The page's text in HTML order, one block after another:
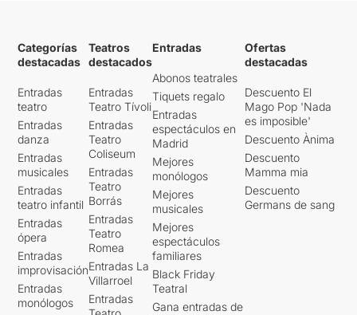
Categorías
destacadas
Entradas
teatro
Entradas
danza
Entradas
musicales
Entradas
teatro infantil
Entradas
ópera
Entradas
improvisación
Entradas
monólogos
Teatros
destacados
Entradas
Teatro Tívoli
Entradas
Teatro
Coliseum
Entradas
Teatro
Borrás
Entradas
Teatro
Romea
Entradas La
Villarroel
Entradas
Entradas
Abonos teatrales
Tiquets regalo
Entradas
espectáculos en
Madrid
Mejores
monólogos
Mejores
musicales
Mejores
espectáculos
familiares
Black Friday
Teatral
Gana entradas de
Ofertas
destacadas
Descuento El
Mago Pop 'Nada
es imposible'
Descuento Ànima
Descuento
Mamma mia
Descuento
Germans de sang